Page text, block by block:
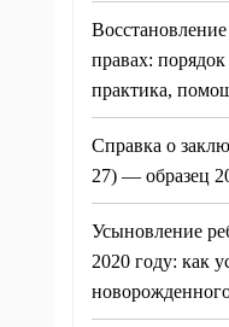
правах:
практика,
Справка о
27) — образец
Усыновление
2020 году: как